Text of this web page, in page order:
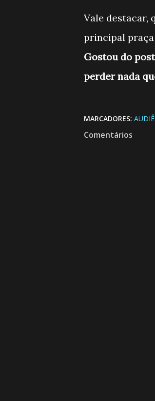
Vale destacar,
principal
Gostou do
perder nada
MARCADORES:
Comentários